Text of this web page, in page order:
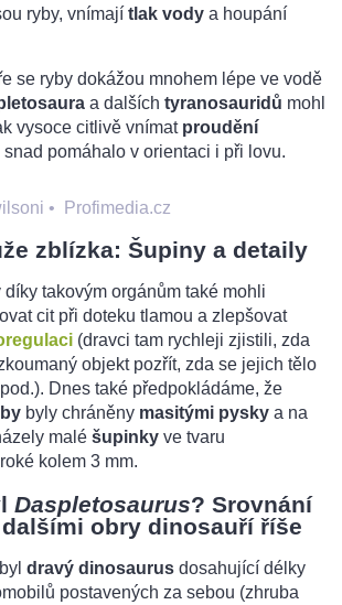
ryby, vnímají tlak vody a houpání
se ryby dokážou mnohem lépe ve vodě
a dalších tyranosauridů mohl
vysoce citlivě vnímat proudění
snad pomáhalo v orientaci i při lovu.
• Profimedia.cz
zblízka: Šupiny a detaily
díky takovým orgánům také mohli
cit při doteku tlamou a zlepšovat
(dravci tam rychleji zjistili, zda
objekt pozřít, zda se jejich tělo
Dnes také předpokládáme, že
byly chráněny masitými pysky a na
malé šupinky ve tvaru
kolem 3 mm.
Daspletosaurus? Srovnání
dalšími obry dinosauří říše
byl dravý dinosaurus dosahující délky
postavených za sebou (zhruba